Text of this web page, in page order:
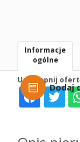
Dodaj
Udostępnij
Informacje
ogólne